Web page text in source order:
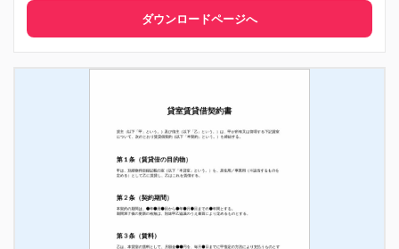
ダウンロードページへ